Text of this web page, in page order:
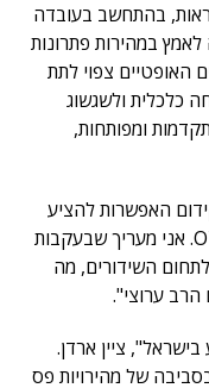
בהתחשב בעובדה
במהירות פתרונות
האופטיים צפוי לתת
כלכלית ולשגשוג
ומפותחות,
האפשרות להציע
שידורי טלוויזיה בטכנולוגיות IPTV ו-OTT. אני מעריך שבעקבות
השידורים, מה
הרב ערוצי".
ציין ארדן.
של מהירויות פס